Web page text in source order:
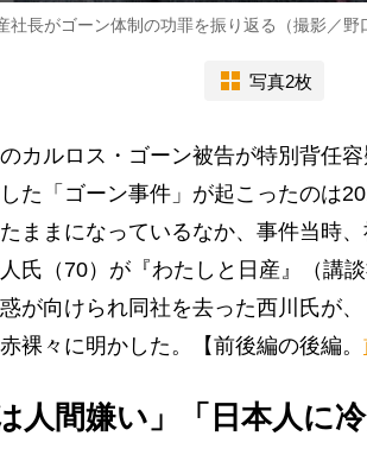
社長がゴーン体制の功罪を振り返る（撮影／野
写真2枚
カルロス・ゴーン被告が特別背任
た「ゴーン事件」が起こったのは
ままになっているなか、事件当時
氏（70）が『わたしと日産』（講
が向けられ同社を去った西川氏が
裸々に明かした。【前後編の後編。
人間嫌い」「日本人に